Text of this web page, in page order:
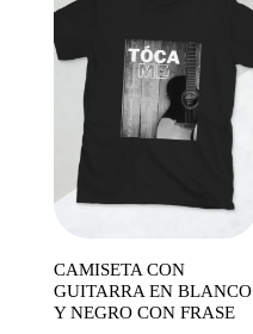
CAMISETA CON
GUITARRA EN BLANCO
Y NEGRO CON FRASE